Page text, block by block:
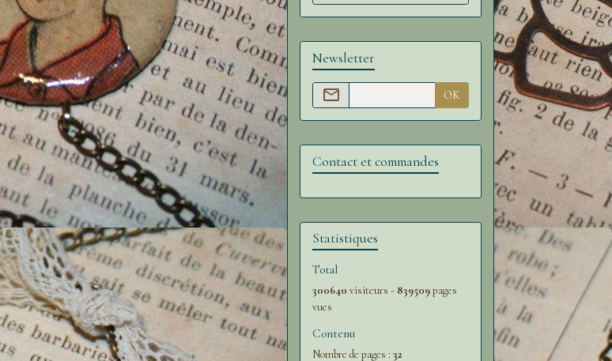
Newsletter
OK
Contact et commandes
Statistiques
Total
300640 visiteurs - 839509pages
vues
Contenu
Nombre de pages :32